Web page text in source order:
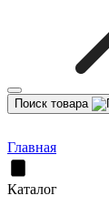
Поиск товара
Главная
Каталог